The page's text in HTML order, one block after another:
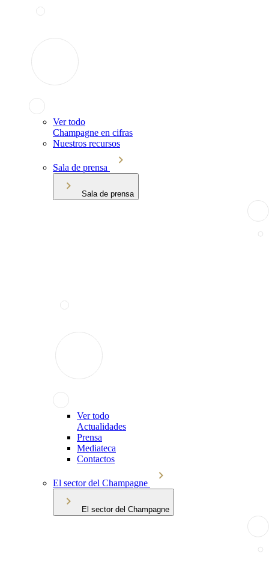
Ver todo
Champagne en cifras
Nuestros recursos
Sala de prensa
Sala de prensa
Ver todo
Actualidades
Prensa
Mediateca
Contactos
El sector del Champagne
El sector del Champagne